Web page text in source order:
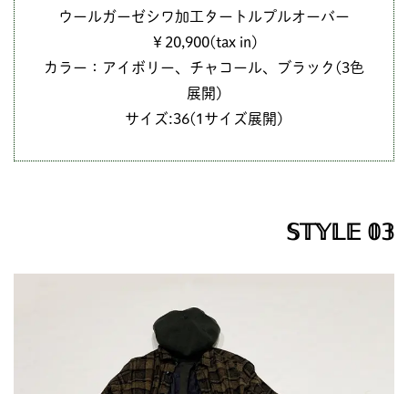
ウールガーゼシワ加工タートルプルオーバー
￥20,900(tax in)
カラー：アイボリー、チャコール、ブラック(3色
展開)
サイズ:36(1サイズ展開)
𝕊𝕋𝕐𝕃𝔼 𝟘𝟛